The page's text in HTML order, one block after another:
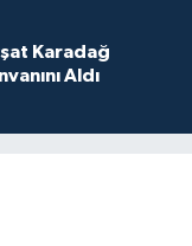
Karadağ
Aldı